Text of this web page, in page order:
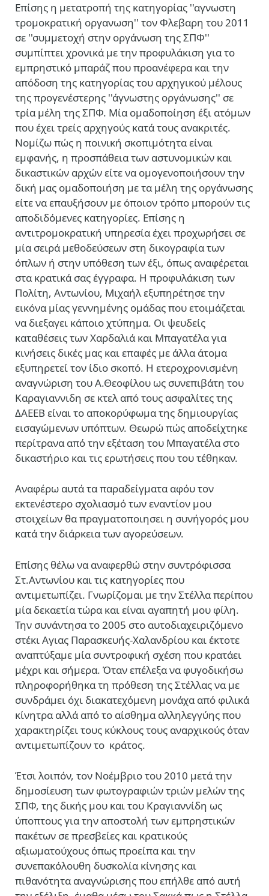
Επίσης η μετατροπή της κατηγορίας ''αγνωστη
τρομοκρατική οργανωση'' τον Φλεβαρη του 2011
σε ''συμμετοχή στην οργάνωση της ΣΠΦ''
συμπίπτει χρονικά με την προφυλάκιση για το
εμπρηστικό μπαράζ που προανέφερα και την
απόδοση της κατηγορίας του αρχηγικού μέλους
της προγενέστερης ''άγνωστης οργάνωσης'' σε
τρία μέλη της ΣΠΦ. Μία ομαδοποίηση έξι ατόμων
που έχει τρείς αρχηγούς κατά τους ανακριτές.
Νομίζω πώς η ποινική σκοπιμότητα είναι
εμφανής, η προσπάθεια των αστυνομικών και
δικαστικών αρχών είτε να ομογενοποιήσουν την
δική μας ομαδοποιήση με τα μέλη της οργάνωσης
είτε να επαυξήσουν με όποιον τρόπο μπορούν τις
αποδιδόμενες κατηγορίες. Επίσης η
αντιτρομοκρατική υπηρεσία έχει προχωρήσει σε
μία σειρά μεθοδεύσεων στη δικογραφία των
όπλων ή στην υπόθεση των έξι, όπως αναφέρεται
στα κρατικά σας έγγραφα. Η προφυλάκιση των
Πολίτη, Αντωνίου, Μιχαήλ εξυπηρέτησε την
εικόνα μίας γεννημένης ομάδας που ετοιμάζεται
να διεξαγει κάποιο χτύπημα. Οι ψευδείς
καταθέσεις των Χαρδαλιά και Μπαγατέλα για
κινήσεις δικές μας και επαφές με άλλα άτομα
εξυπηρετεί τον ίδιο σκοπό. Η ετεροχρονισμένη
αναγνώριση του Α.Θεοφίλου ως συνεπιβάτη του
Καραγιαννιδη σε κτελ από τους ασφαλίτες της
ΔΑΕΕΒ είναι το αποκορύφωμα της δημιουργίας
εισαγώμενων υπόπτων. Θεωρώ πώς αποδείχτηκε
περίτρανα από την εξέταση του Μπαγατέλα στο
δικαστήριο και τις ερωτήσεις που του τέθηκαν.
Αναφέρω αυτά τα παραδείγματα αφόυ τον
εκτενέστερο σχολιασμό των εναντίον μου
στοιχείων θα πραγματοποιησει η συνήγορός μου
κατά την διάρκεια των αγορεύσεων.
Επίσης θέλω να αναφερθώ στην συντρόφισσα
Στ.Αντωνίου και τις κατηγορίες που
αντιμετωπίζει. Γνωρίζομαι με την Στέλλα περίπου
μία δεκαετία τώρα και είναι αγαπητή μου φίλη.
Την συνάντησα το 2005 στο αυτοδιαχειριζόμενο
στέκι Αγιας Παρασκευής-Χαλανδρίου και έκτοτε
αναπτύξαμε μία συντροφική σχέση που κρατάει
μέχρι και σήμερα. Όταν επέλεξα να φυγοδικήσω
πληροφορήθηκα τη πρόθεση της Στέλλας να με
συνδράμει όχι διακατεχόμενη μονάχα από φιλικά
κίνητρα αλλά από το αίσθημα αλληλεγγύης που
χαρακτηρίζει τους κύκλους τους αναρχικούς όταν
αντιμετωπίζουν το κράτος.
Έτσι λοιπόν, τον Νοέμβριο του 2010 μετά την
δημοσίευση των φωτογραφιών τριών μελών της
ΣΠΦ, της δικής μου και του Κραγιαννίδη ως
ύποπτους για την αποστολή των εμπρηστικών
πακέτων σε πρεσβείες και κρατικούς
αξιωματούχους όπως προείπα και την
συνεπακόλουθη δυσκολία κίνησης και
πιθανότητα αναγνώρισης που επήλθε από αυτή